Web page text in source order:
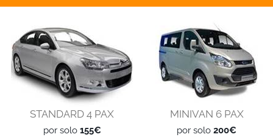
STANDARD 4 PAX
por solo 155€
MINIVAN 6 PAX
por solo200€